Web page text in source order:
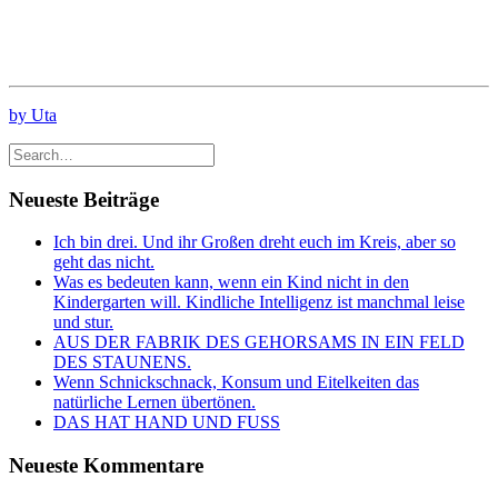
by Uta
Neueste Beiträge
Ich bin drei. Und ihr Großen dreht euch im Kreis, aber so
geht das nicht.
Was es bedeuten kann, wenn ein Kind nicht in den
Kindergarten will. Kindliche Intelligenz ist manchmal leise
und stur.
AUS DER FABRIK DES GEHORSAMS IN EIN FELD
DES STAUNENS.
Wenn Schnickschnack, Konsum und Eitelkeiten das
natürliche Lernen übertönen.
DAS HAT HAND UND FUSS
Neueste Kommentare